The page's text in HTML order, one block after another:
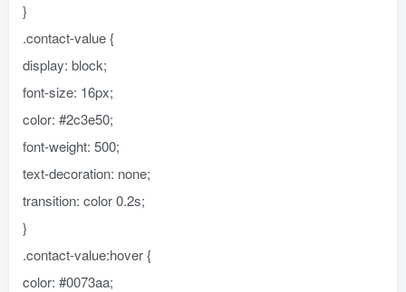
}
.contact-value {
display: block;
font-size: 16px;
color: #2c3e50;
font-weight: 500;
text-decoration: none;
transition: color 0.2s;
}
.contact-value:hover {
color: #0073aa;